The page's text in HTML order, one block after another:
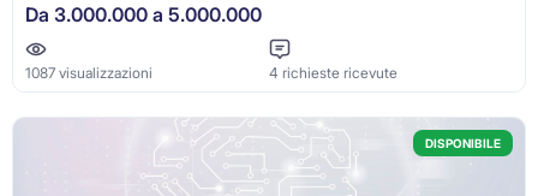
Da 3.000.000 a 5.000.000
1087 visualizzazioni 4 richieste ricevute
DISPONIBILE